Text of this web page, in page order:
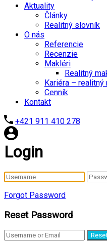
Aktuality
Články
Realitný slovník
O nás
Referencie
Recenzie
Makléri
Realitný
Kariéra – realitný
Cenník
Kontakt
+421 911 410 278
Login
Forgot Password
Reset Password